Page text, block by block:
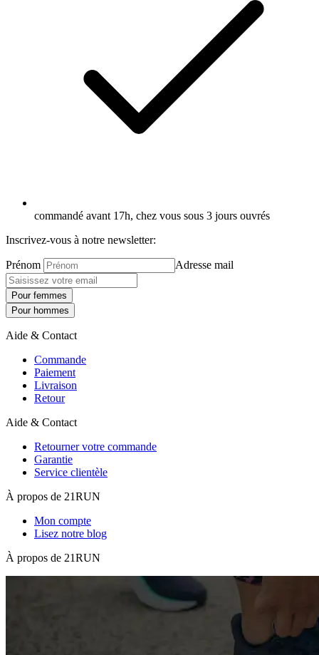
commandé avant 17h, chez vous sous 3 jours ouvrés
Inscrivez-vous à notre newsletter:
Prénom Adresse mail
Pour femmes
Pour hommes
Aide & Contact
Commande
Paiement
Livraison
Retour
Aide & Contact
Retourner votre commande
Garantie
Service clientèle
À propos de 21RUN
Mon compte
Lisez notre blog
À propos de 21RUN